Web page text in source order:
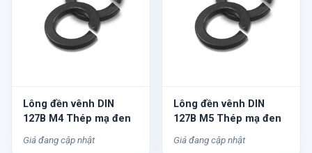
Lông đền vênh DIN
127B M4 Thép mạ đen
Giá đang cập nhật
Lông đền vênh DIN
127B M5 Thép mạ đen
Giá đang cập nhật